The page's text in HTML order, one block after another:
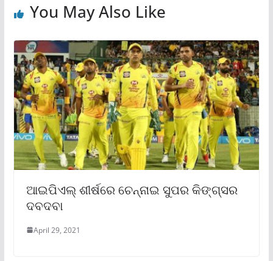
You May Also Like
ଆଇପିଏଲ୍‌ ଶୀର୍ଷରେ ଚେନ୍ନାଇ ସୁପର କିଙ୍ଗ୍ସର
ଦବଦବା
April 29, 2021